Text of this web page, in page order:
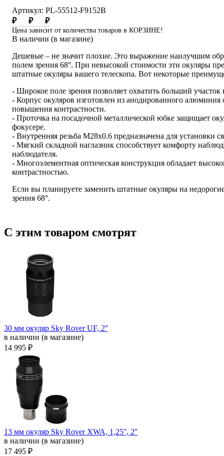
Артикул: PL-55512-F9152B
₽
₽ ₽
Цена зависит от количества товаров в КОРЗИНЕ!
В наличии (в магазине)
Дешевые – не значит плохие. Это выражение наилучшим
полем зрения 68°. При невысокой стоимости эти окуляры
штатные окуляры вашего телескопа. Вот некоторые
- Широкое поле зрения позволяет охватить больший
- Корпус окуляров изготовлен из анодированного
повышения контрастности.
- Проточка на посадочной металлической юбке защищает
фокусере.
- Внутренняя резьба M28x0.6 предназначена для установки
- Мягкий складной наглазник способствует комфорту
наблюдателя.
- Многоэлементная оптическая конструкция обладает
контрастностью.
Если вы планируете заменить штатные окуляры на
зрения 68°.
С этим товаром смотрят
30 мм окуляр Sky Rover UF, 2''
в наличии (в магазине)
14 995 ₽
13 мм окуляр Sky Rover XWA, 1,25'', 2''
в наличии (в магазине)
17 495 ₽